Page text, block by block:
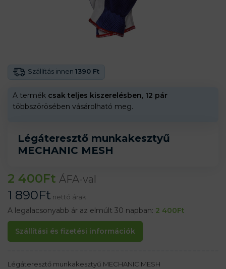
Légáteresztő munkakesztyű
MECHANIC MESH
Szállítás innen 1390 Ft
2 400Ft ÁFA-val
1 890Ft nettó árak
A termék csak teljes kiszerelésben, 12 pár
többszörösében vásárolható meg.
A legalacsonyabb ár az elmúlt 30 napban: 2 400Ft
Szállítási és fizetési információk
Légáteresztő munkakesztyű MECHANIC MESH